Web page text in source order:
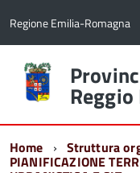
Regione Emilia-Romagna
Torna
alla
home
Home Struttura
PIANIFICAZIONE